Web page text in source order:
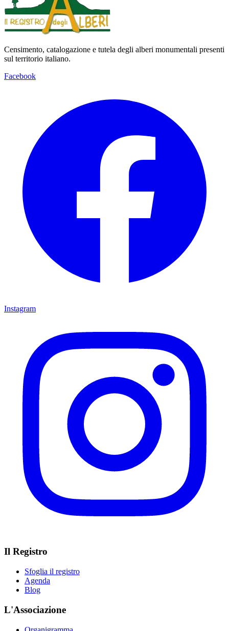
Censimento, catalogazione e tutela degli alberi monumentali presenti
sul territorio italiano.
Facebook
Instagram
Il Registro
Sfoglia il registro
Agenda
Blog
L'Associazione